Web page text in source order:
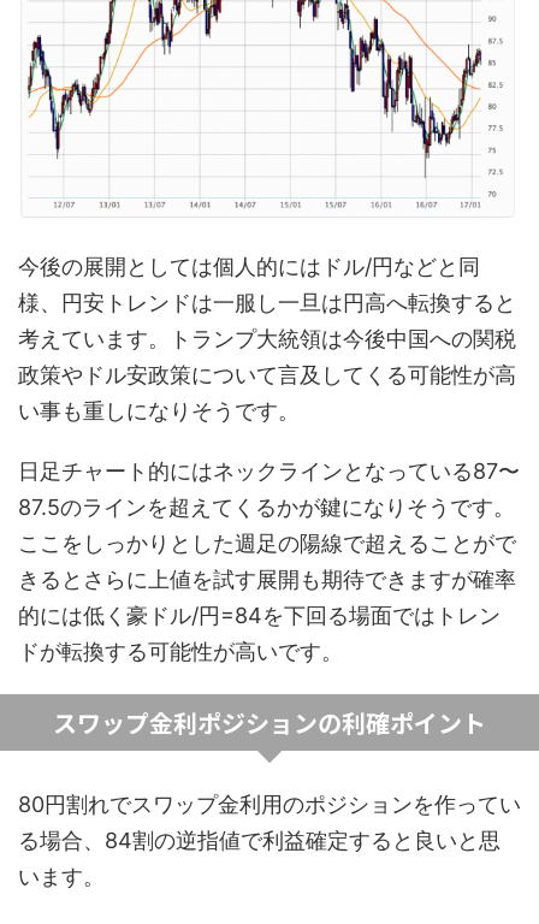
今後の展開としては個人的にはドル/円などと同
様、円安トレンドは一服し一旦は円高へ転換すると
考えています。トランプ大統領は今後中国への関税
政策やドル安政策について言及してくる可能性が高
い事も重しになりそうです。
日足チャート的にはネックラインとなっている87〜
87.5のラインを超えてくるかが鍵になりそうです。
ここをしっかりとした週足の陽線で超えることがで
きるとさらに上値を試す展開も期待できますが確率
的には低く豪ドル/円=84を下回る場面ではトレン
ドが転換する可能性が高いです。
スワップ金利ポジションの利確ポイント
80円割れでスワップ金利用のポジションを作ってい
る場合、84割の逆指値で利益確定すると良いと思
います。